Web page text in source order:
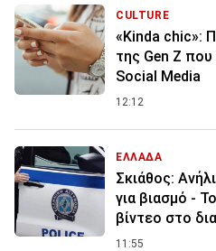
CULTURE
«Kinda chic»:
της Gen Z που
Social Media
12:12
ΕΛΛΑΔΑ
Σκιάθος:
για βιασμό -
βίντεο στο
11:55